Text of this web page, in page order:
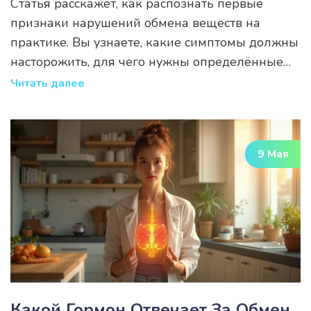
признаки нарушений обмена веществ на
практике. Вы узнаете, какие симптомы должны
насторожить, для чего нужны определённые
анализы и когда стоит обратить внимание на
пропустить проблему и когда стоит обратиться
к врачу. А также — неожиданные факты о
влиянии образа жизни на метаболизм и его
диагностику.
Читать далее
9 Мая